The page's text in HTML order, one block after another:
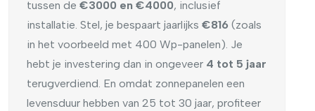
tussen de €3000 en €4000, inclusief
installatie. Stel, je bespaart jaarlijks €816 (zoals
in het voorbeeld met 400 Wp-panelen). Je
hebt je investering dan in ongeveer 4 tot 5 jaar
terugverdiend. En omdat zonnepanelen een
levensduur hebben van 25 tot 30 jaar, profiteer